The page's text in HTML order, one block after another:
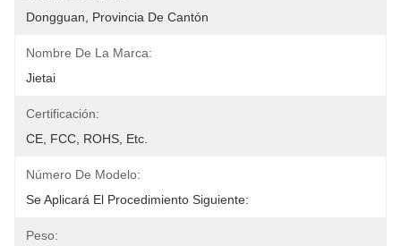
Dongguan, Provincia De Cantón
Nombre De La Marca:
Jietai
Certificación:
CE, FCC, ROHS, Etc.
Número De Modelo:
Se Aplicará El Procedimiento Siguiente:
Peso: